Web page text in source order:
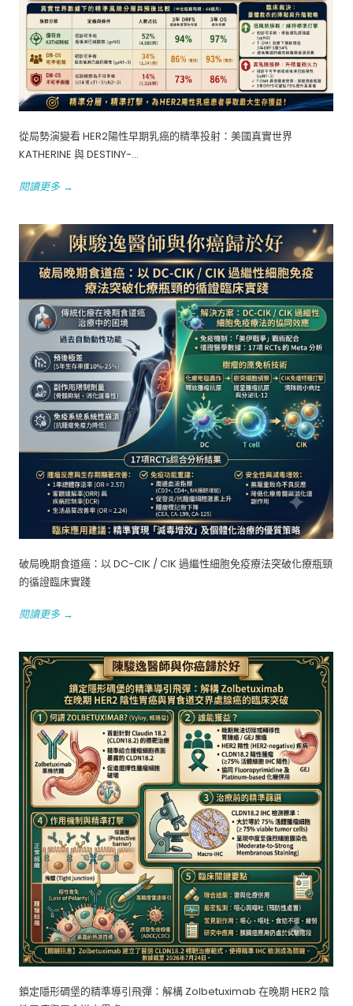
從局勢演變看 HER2陽性早期乳癌的精準投射：美國真實世界
KATHERINE 與 DESTINY-...
閱讀更多 →
破局晚期食道癌：以 DC-CIK / CIK 過繼性細胞免疫療法突破化療瓶頸
的循證臨床實踐
閱讀更多 →
鎖定隱形碉堡的精準導引飛彈：解構 Zolbetuximab 在晚期 HER2 陰